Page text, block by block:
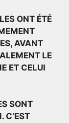
ONT ÉTÉ
AVANT
LE
ET CELUI
SONT
C’EST